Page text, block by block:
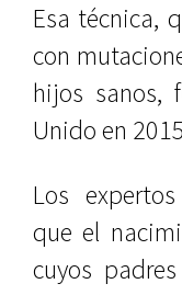
Esa técnica,
con
hijos sanos,
Unido en
Los
que el
cuyos